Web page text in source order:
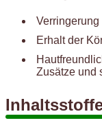
Erhalt der
Zusätze und